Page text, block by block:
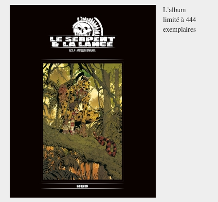
L'album
limité à 444
exemplaires